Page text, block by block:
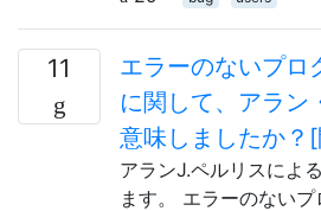
11
エラーのないプロ
に関して、アラン
意味しましたか？
アランJ.ペルリスによ
ます。 エラーのない